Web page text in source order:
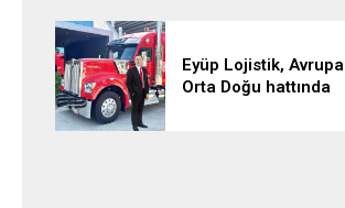
Eyüp Lojistik,
Orta Doğu hattında